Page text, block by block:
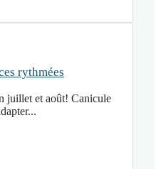
rythmées
juillet et août! Canicule